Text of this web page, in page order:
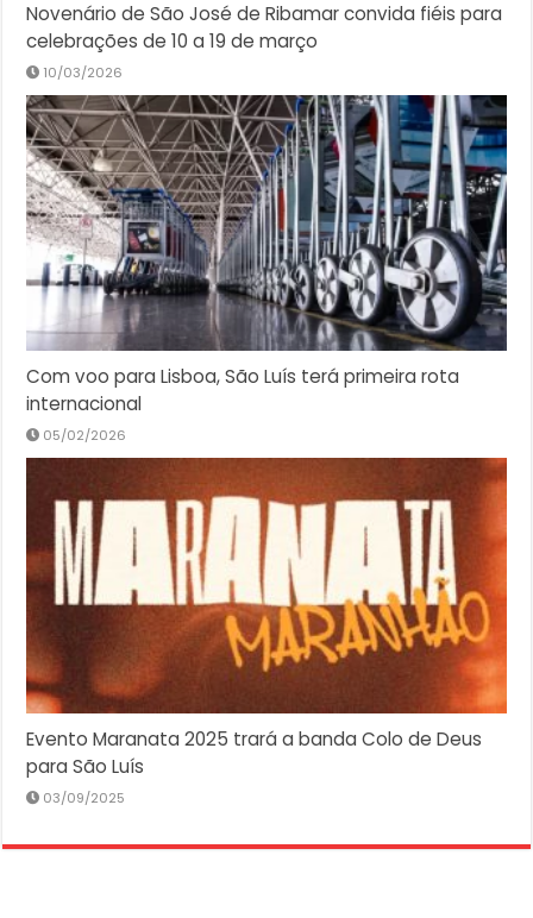
Novenário de São José de Ribamar convida fiéis para
celebrações de 10 a 19 de março
10/03/2026
Com voo para Lisboa, São Luís terá primeira rota
internacional
05/02/2026
Evento Maranata 2025 trará a banda Colo de Deus
para São Luís
03/09/2025